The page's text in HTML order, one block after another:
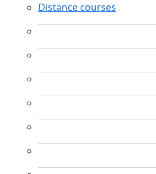
Distance courses